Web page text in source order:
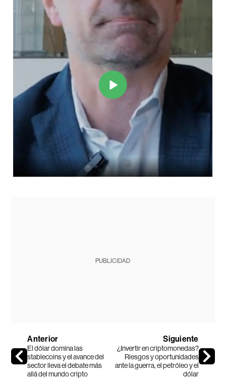
PUBLICIDAD
Anterior
El dólar domina las
stablecoins y el avance del
sector lleva el debate más
allá del mundo cripto
Siguiente
¿Invertir en criptomonedas?
Riesgos y oportunidades
ante la guerra, el petróleo y el
dólar